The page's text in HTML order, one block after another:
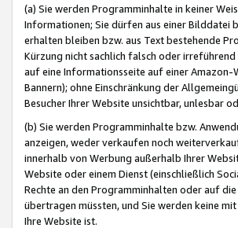
(a) Sie werden Programminhalte in keiner
Informationen; Sie dürfen aus einer Bilddatei
erhalten bleiben bzw. aus Text bestehende
Kürzung nicht sachlich falsch oder
auf eine Informationsseite auf einer Amazon-
Bannern); ohne Einschränkung der
Besucher Ihrer Website unsichtbar, unlesbar
(b) Sie werden Programminhalte bzw.
anzeigen, weder verkaufen noch
innerhalb von Werbung außerhalb Ihrer
Website oder einem Dienst (einschließlich
Rechte an den Programminhalten oder auf
übertragen müssten, und Sie werden keine
Ihre Website ist.